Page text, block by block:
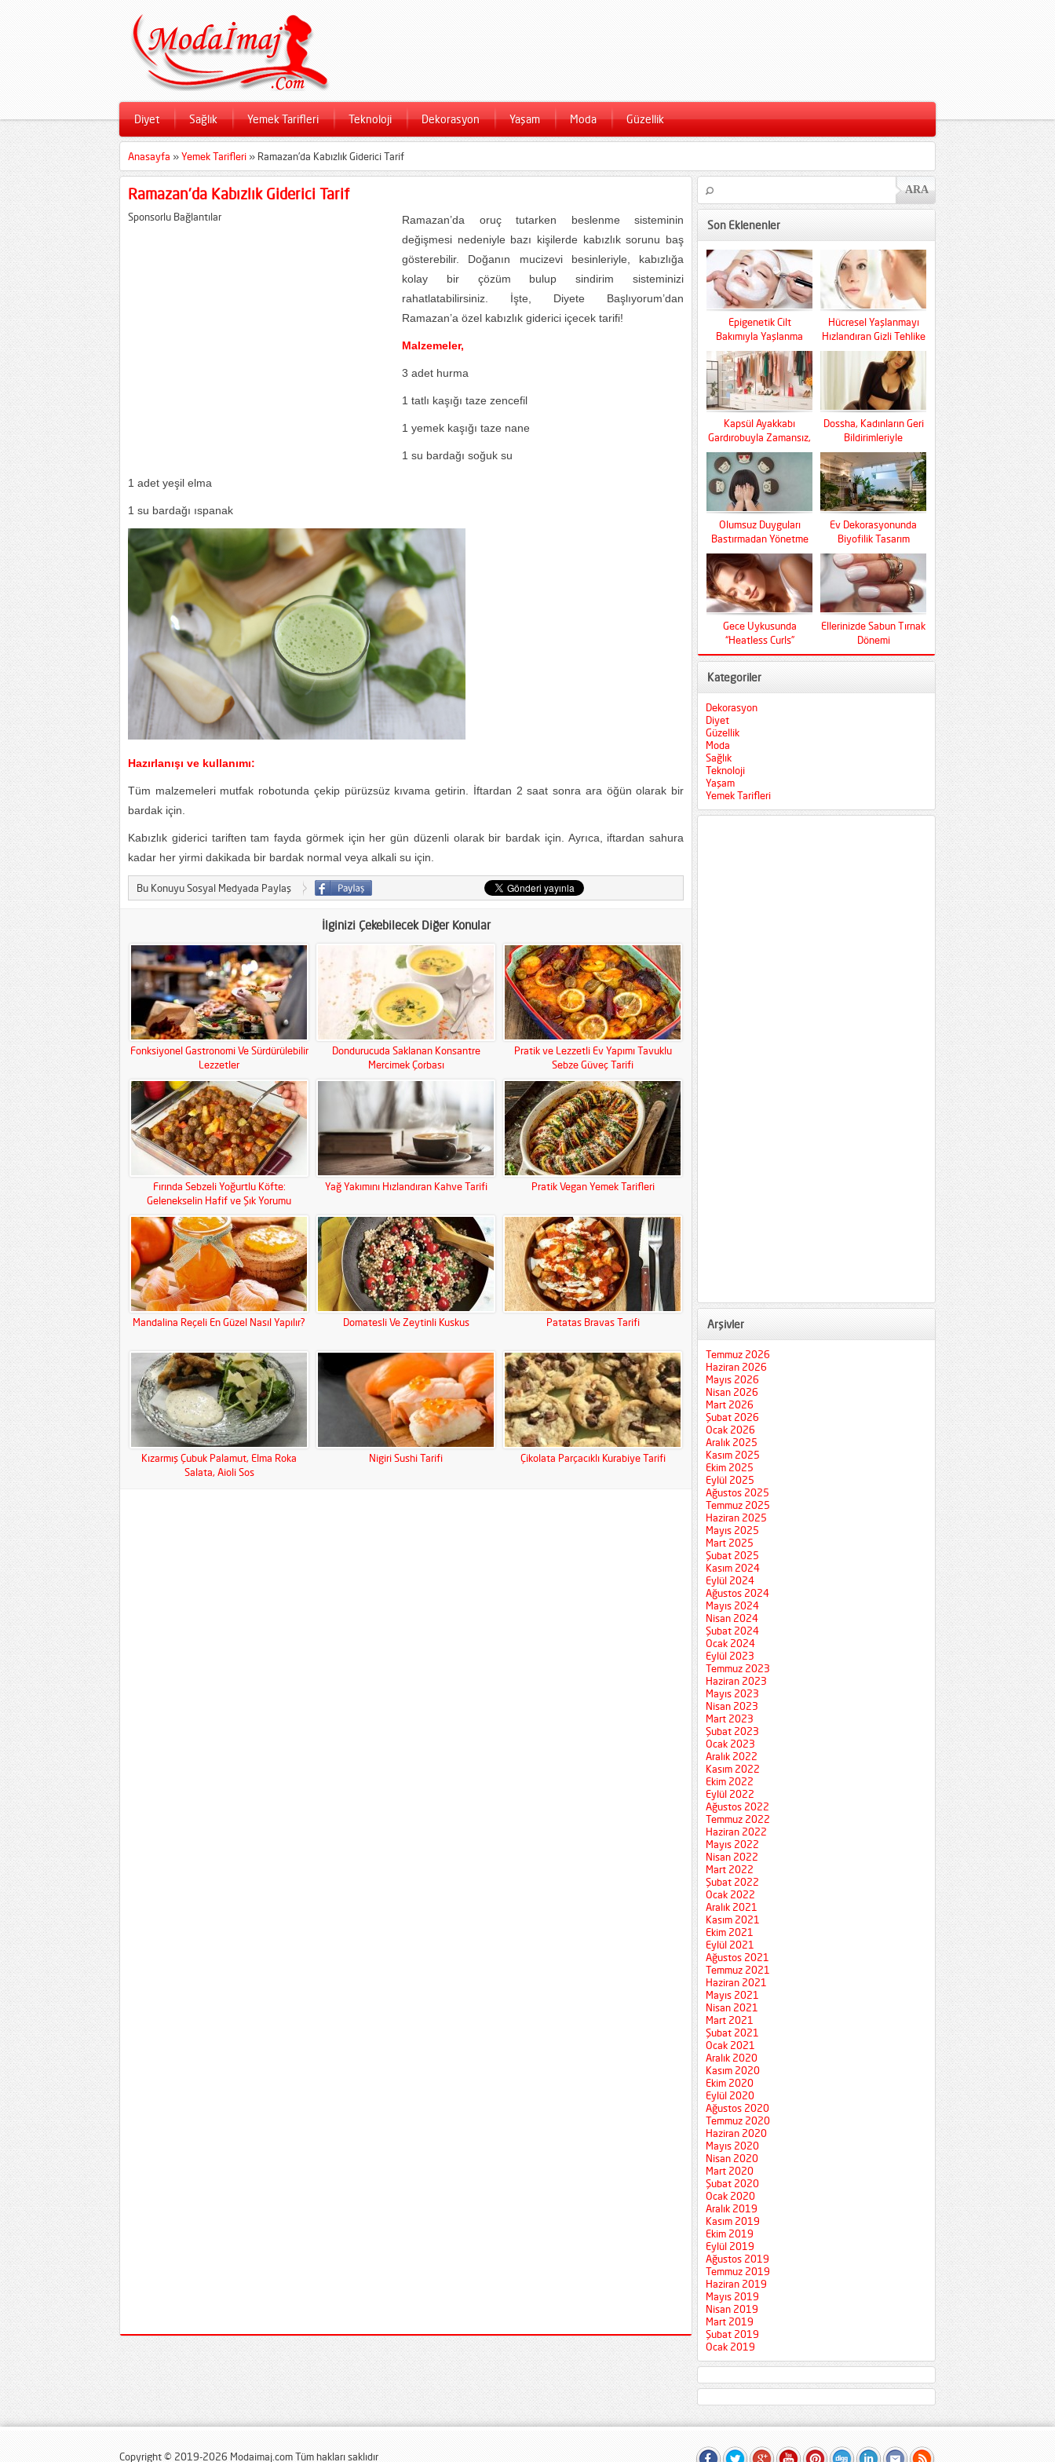
Diyet Sağlık Yemek Tarifleri Teknoloji Dekorasyon Yaşam Moda Güzellik
Anasayfa »Yemek Tarifleri » Ramazan’da Kabızlık Giderici Tarif
Ramazan’da Kabızlık Giderici Tarif
Sponsorlu Bağlantılar
Ramazan’da oruç tutarken beslenme sisteminin
değişmesi nedeniyle bazı kişilerde kabızlık sorunu baş
gösterebilir. Doğanın mucizevi besinleriyle, kabızlığa
kolay bir çözüm bulup sindirim sisteminizi
rahatlatabilirsiniz. İşte, Diyete Başlıyorum’dan
Ramazan’a özel kabızlık giderici içecek tarifi!
Malzemeler,
3 adet hurma
1 tatlı kaşığı taze zencefil
1 yemek kaşığı taze nane
1 su bardağı soğuk su
1 adet yeşil elma
1 su bardağı ıspanak
Hazırlanışı ve kullanımı:
Tüm malzemeleri mutfak robotunda çekip pürüzsüz kıvama getirin. İftardan 2 saat sonra ara öğün olarak bir
bardak için.
Kabızlık giderici tariften tam fayda görmek için her gün düzenli olarak bir bardak için. Ayrıca, iftardan sahura
kadar her yirmi dakikada bir bardak normal veya alkali su için.
Bu Konuyu Sosyal Medyada Paylaş
İlginizi Çekebilecek Diğer Konular
Fonksiyonel Gastronomi Ve Sürdürülebilir
Lezzetler
Dondurucuda Saklanan Konsantre
Mercimek Çorbası
Pratik ve Lezzetli Ev Yapımı Tavuklu
Sebze Güveç Tarifi
Fırında Sebzeli Yoğurtlu Köfte:
Gelenekselin Hafif ve Şık Yorumu
Yağ Yakımını Hızlandıran Kahve Tarifi Pratik Vegan Yemek Tarifleri
Mandalina Reçeli En Güzel Nasıl Yapılır? Domatesli Ve Zeytinli Kuskus Patatas Bravas Tarifi
Kızarmış Çubuk Palamut, Elma Roka
Salata, Aioli Sos
Nigiri Sushi Tarifi Çikolata Parçacıklı Kurabiye Tarifi
Son Eklenenler
Epigenetik Cilt
Bakımıyla Yaşlanma
Kaderini Baştan Yazın
Hücresel Yaşlanmayı
Hızlandıran Gizli Tehlike
Kapsül Ayakkabı
Gardırobuyla Zamansız,
Fonksiyonel Ve Konfor
Dossha, Kadınların Geri
Bildirimleriyle
Şekilleniyor
Olumsuz Duyguları
Bastırmadan Yönetme
Sanatı
Ev Dekorasyonunda
Biyofilik Tasarım
Devrimi
Gece Uykusunda
“Heatless Curls”
Mucizesi
Ellerinizde Sabun Tırnak
Dönemi
Kategoriler
Dekorasyon
Diyet
Güzellik
Moda
Sağlık
Teknoloji
Yaşam
Yemek Tarifleri
Arşivler
Temmuz 2026
Haziran 2026
Mayıs 2026
Nisan 2026
Mart 2026
Şubat 2026
Ocak 2026
Aralık 2025
Kasım 2025
Ekim 2025
Eylül 2025
Ağustos 2025
Temmuz 2025
Haziran 2025
Mayıs 2025
Mart 2025
Şubat 2025
Kasım 2024
Eylül 2024
Ağustos 2024
Mayıs 2024
Nisan 2024
Şubat 2024
Ocak 2024
Eylül 2023
Temmuz 2023
Haziran 2023
Mayıs 2023
Nisan 2023
Mart 2023
Şubat 2023
Ocak 2023
Aralık 2022
Kasım 2022
Ekim 2022
Eylül 2022
Ağustos 2022
Temmuz 2022
Haziran 2022
Mayıs 2022
Nisan 2022
Mart 2022
Şubat 2022
Ocak 2022
Aralık 2021
Kasım 2021
Ekim 2021
Eylül 2021
Ağustos 2021
Temmuz 2021
Haziran 2021
Mayıs 2021
Nisan 2021
Mart 2021
Şubat 2021
Ocak 2021
Aralık 2020
Kasım 2020
Ekim 2020
Eylül 2020
Ağustos 2020
Temmuz 2020
Haziran 2020
Mayıs 2020
Nisan 2020
Mart 2020
Şubat 2020
Ocak 2020
Aralık 2019
Kasım 2019
Ekim 2019
Eylül 2019
Ağustos 2019
Temmuz 2019
Haziran 2019
Mayıs 2019
Nisan 2019
Mart 2019
Şubat 2019
Ocak 2019
Copyright © 2019-2026 Modaimaj.com Tüm hakları saklıdır